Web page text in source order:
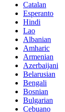
Catalan
Esperanto
Hindi
Lao
Albanian
Amharic
Armenian
Azerbaijani
Belarusian
Bengali
Bosnian
Bulgarian
Cebuano